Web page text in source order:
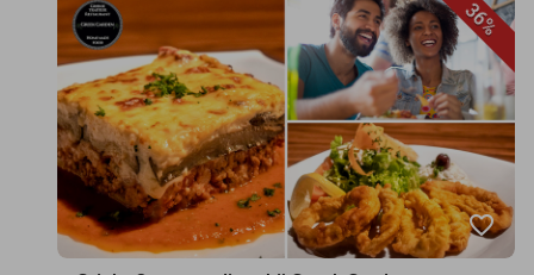
36%
favorite_border